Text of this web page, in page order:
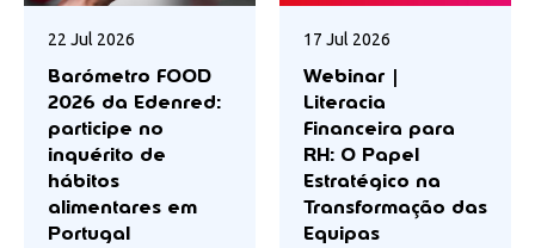
22 Jul 2026
Barómetro FOOD
2026 da Edenred:
participe no
inquérito de
hábitos
alimentares em
Portugal
17 Jul 2026
Webinar |
Literacia
Financeira para
RH: O Papel
Estratégico na
Transformação das
Equipas